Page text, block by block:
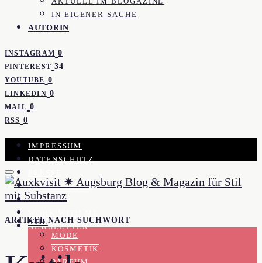
IN EIGENER SACHE
AUTORIN
INSTAGRAM 0
PINTEREST 34
YOUTUBE 0
LINKEDIN 0
MAIL 0
RSS 0
IMPRESSUM
DATENSCHUTZ
KOOPERATION
KONTAKT
NEWSLETTER
STIL
MODE
KOSMETIK
ARTIKEL NACH SUCHWORT